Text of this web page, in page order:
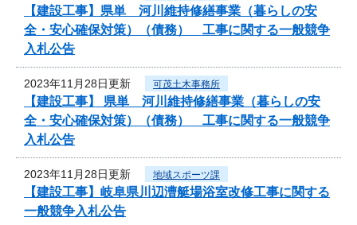
【建設工事】県単 河川維持修繕事業（暮らしの安
全・安心確保対策）（債務） 工事に関する一般競争
入札公告
2023年11月28日更新 可茂土木事務所
【建設工事】 県単 河川維持修繕事業（暮らしの安
全・安心確保対策）（債務） 工事に関する一般競争
入札公告
2023年11月28日更新 地域スポーツ課
【建設工事】岐阜県川辺漕艇場浴室改修工事に関する
一般競争入札公告